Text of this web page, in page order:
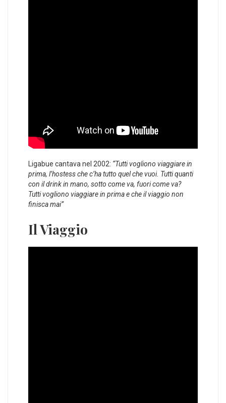
Ligabue cantava nel 2002: “Tutti vogliono viaggiare in
prima, l’hostess che c’ha tutto quel che vuoi. Tutti quanti
con il drink in mano, sotto come va, fuori come va?
Tutti vogliono viaggiare in prima e che il viaggio non
finisca mai”
Il Viaggio